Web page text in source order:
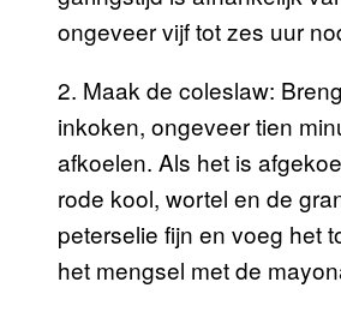
ongeveer vijf tot zes uur
2. Maak de coleslaw:
inkoken, ongeveer tien
afkoelen. Als het is
rode kool, wortel en de
peterselie fijn en voeg het
het mengsel met de